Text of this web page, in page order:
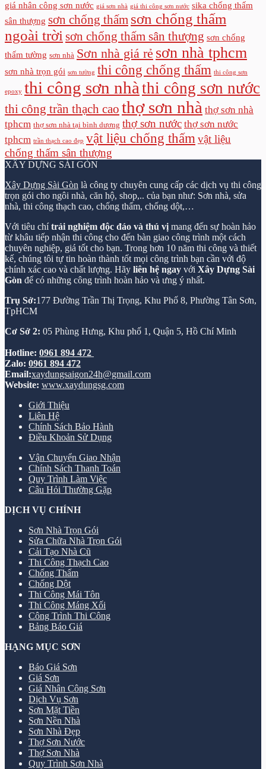
giá nhân công sơn nước giá sơn nhà giá thi công sơn nước sika chống thấm
sân thượng sơn chống thấm sơn chống thấm
ngoài trời sơn chống thấm sân thượng sơn chống
thấm tường sơn nhà Sơn nhà giá rẻ sơn nhà tphcm
sơn nhà trọn gói sơn tường thi công chống thấm thi công sơn
epoxy thi công sơn nhà thi công sơn nước
thi công trần thạch cao thợ sơn nhà thợ sơn nhà
tphcm thợ sơn nhà tại bình dương thợ sơn nước thợ sơn nước
tphcm trần thạch cao đẹp vật liệu chống thấm vật liệu
chống thấm sân thượng
XÂY DỰNG SÀI GÒN
Xây Dựng Sài Gòn là công ty chuyên cung cấp các dịch vụ thi công
trọn gói cho ngôi nhà, căn hộ, shop,.. của bạn như: Sơn nhà, sửa
nhà, thi công thạch cao, chống thấm, chống dột,…
Với tiêu chítrải nghiệm độc đáo và thú vị mang đến sự hoàn hảo
từ khâu tiếp nhận thi công cho đến bàn giao công trình một cách
chuyên nghiệp, giá tốt cho bạn. Trong hơn 10 năm thi công và thiết
kế, chúng tôi tự tin hoàn thành tốt mọi công trình bạn cần với độ
chính xác cao và chất lượng. Hãy liên hệ ngay với Xây Dựng Sài
Gòn để có những công trình hoàn hảo và ưng ý nhất.
Trụ Sở:177 Đường Trần Thị Trọng, Khu Phố 8, Phường Tân Sơn,
TpHCM
Cơ Sở 2: 05 Phùng Hưng, Khu phố 1, Quận 5, Hồ Chí Minh
Hotline: 0961 894 472
Zalo: 0961 894 472
Email:xaydungsaigon24h@gmail.com
Website: www.xaydungsg.com
Giới Thiệu
Liên Hệ
Chính Sách Bảo Hành
Điều Khoản Sử Dụng
Vận Chuyển Giao Nhận
Chính Sách Thanh Toán
Quy Trình Làm Việc
Câu Hỏi Thường Gặp
DỊCH VỤ CHÍNH
Sơn Nhà Trọn Gói
Sửa Chữa Nhà Trọn Gói
Cải Tạo Nhà Cũ
Thi Công Thạch Cao
Chống Thấm
Chống Dột
Thi Công Mái Tôn
Thi Công Máng Xối
Công Trình Thi Công
Bảng Báo Giá
HẠNG MỤC SƠN
Báo Giá Sơn
Giá Sơn
Giá Nhân Công Sơn
Dịch Vụ Sơn
Sơn Mặt Tiền
Sơn Nền Nhà
Sơn Nhà Đẹp
Thợ Sơn Nước
Thợ Sơn Nhà
Quy Trình Sơn Nhà